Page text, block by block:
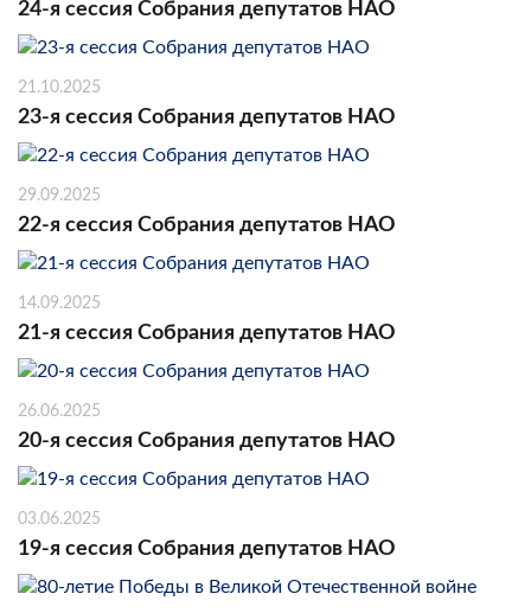
24-я сессия Собрания депутатов НАО
21.10.2025
23-я сессия Собрания депутатов НАО
29.09.2025
22-я сессия Собрания депутатов НАО
14.09.2025
21-я сессия Собрания депутатов НАО
26.06.2025
20-я сессия Собрания депутатов НАО
03.06.2025
19-я сессия Собрания депутатов НАО